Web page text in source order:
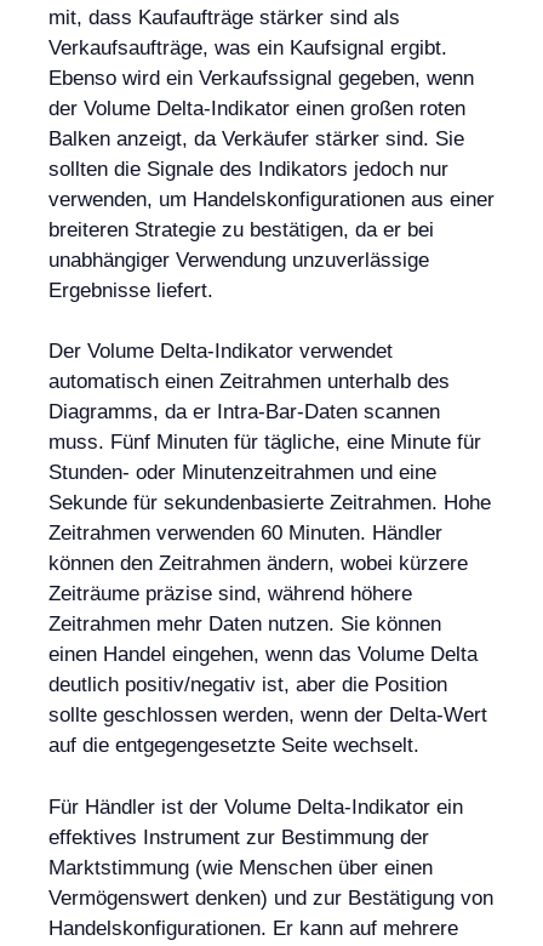
mit, dass Kaufaufträge stärker sind als
Verkaufsaufträge, was ein Kaufsignal ergibt.
Ebenso wird ein Verkaufssignal gegeben, wenn
der Volume Delta-Indikator einen großen roten
Balken anzeigt, da Verkäufer stärker sind. Sie
sollten die Signale des Indikators jedoch nur
verwenden, um Handelskonfigurationen aus einer
breiteren Strategie zu bestätigen, da er bei
unabhängiger Verwendung unzuverlässige
Ergebnisse liefert.
Der Volume Delta-Indikator verwendet
automatisch einen Zeitrahmen unterhalb des
Diagramms, da er Intra-Bar-Daten scannen
muss. Fünf Minuten für tägliche, eine Minute für
Stunden- oder Minutenzeitrahmen und eine
Sekunde für sekundenbasierte Zeitrahmen. Hohe
Zeitrahmen verwenden 60 Minuten. Händler
können den Zeitrahmen ändern, wobei kürzere
Zeiträume präzise sind, während höhere
Zeitrahmen mehr Daten nutzen. Sie können
einen Handel eingehen, wenn das Volume Delta
deutlich positiv/negativ ist, aber die Position
sollte geschlossen werden, wenn der Delta-Wert
auf die entgegengesetzte Seite wechselt.
Für Händler ist der Volume Delta-Indikator ein
effektives Instrument zur Bestimmung der
Marktstimmung (wie Menschen über einen
Vermögenswert denken) und zur Bestätigung von
Handelskonfigurationen. Er kann auf mehrere